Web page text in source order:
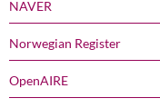
NAVER
Norwegian Register
OpenAIRE